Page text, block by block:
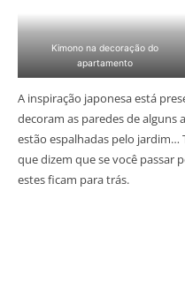
Kimono na decoração do
apartamento
A inspiração japonesa está
decoram as paredes de
estão espalhadas pelo
que dizem que se você passar
estes ficam para trás.